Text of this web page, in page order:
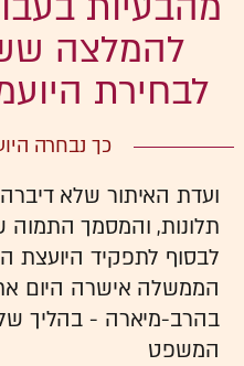
להמלצה
לבחירת
כך נבחרה
ועדת האיתור שלא
תלונות, והמסמך
לבסוף לתפקיד
הממשלה אישרה היום את
בהרב-מיארה - בהליך
המשפט